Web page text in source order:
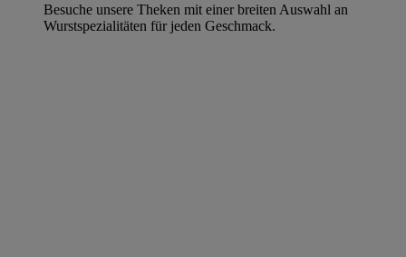
Besuche unsere Theken mit einer breiten Auswahl an
Wurstspezialitäten für jeden Geschmack.